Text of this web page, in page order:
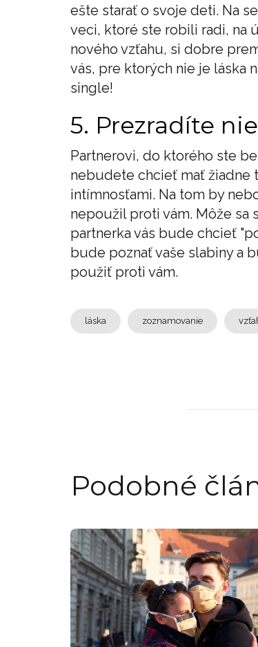
ešte starať o svoje deti. Na
veci, ktoré ste robili radi, na
nového vzťahu, si dobre
vás, pre ktorých nie je láska
single!
5. Prezradíte
Partnerovi, do ktorého ste
nebudete chcieť mať žiadne
intímnosťami. Na tom by
nepoužil proti vám. Môže sa
partnerka vás bude chcieť
bude poznať vaše slabiny a
použiť proti vám.
láska zoznamovanie
Podobné